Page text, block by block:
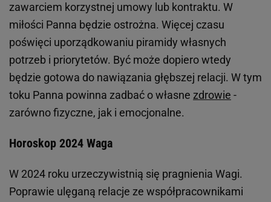
zawarciem korzystnej umowy lub kontraktu. W
miłości Panna będzie ostrożna. Więcej czasu
poświęci uporządkowaniu piramidy własnych
potrzeb i priorytetów. Być może dopiero wtedy
będzie gotowa do nawiązania głębszej relacji. W tym
toku Panna powinna zadbać o własne zdrowie -
zarówno fizyczne, jak i emocjonalne.
Horoskop 2024 Waga
W 2024 roku urzeczywistnią się pragnienia Wagi.
Poprawie ulęganą relacje ze współpracownikami